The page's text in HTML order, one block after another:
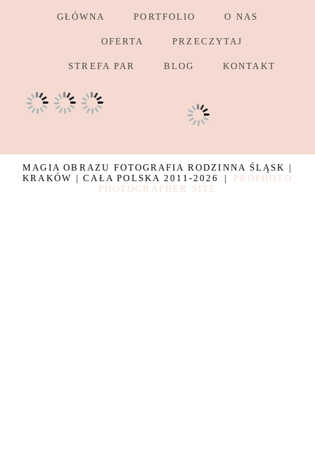
GŁÓWNA PORTFOLIO O NAS
OFERTA PRZECZYTAJ
STREFA PAR BLOG KONTAKT
MAGIA OBRAZU FOTOGRAFIA RODZINNA ŚLĄSK |
KRAKÓW | CAŁA POLSKA 2011-2026
|
PROPHOTO
PHOTOGRAPHER SITE